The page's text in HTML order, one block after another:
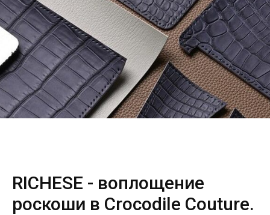
RICHESE - воплощение
роскоши в Crocodile Couture.